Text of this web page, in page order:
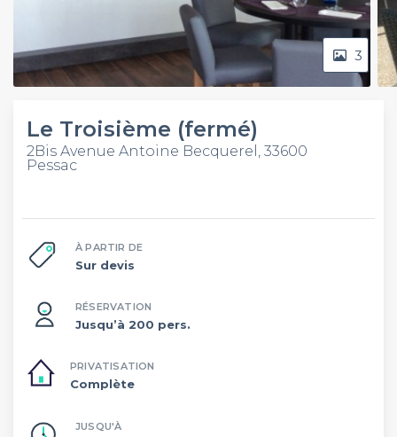
3
Le Troisième (fermé)
2Bis Avenue Antoine Becquerel, 33600
Pessac
À PARTIR DE
Sur devis
RÉSERVATION
Jusqu’à 200 pers.
PRIVATISATION
Complète
JUSQU'À